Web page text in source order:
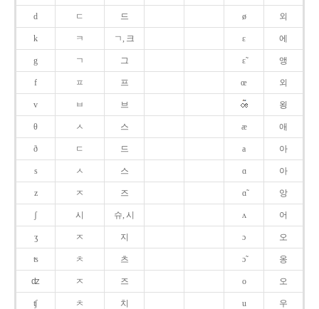
d ㄷ 드 ø 외
k ㅋ ㄱ, 크 ɛ 에
g ㄱ 그 ɛ̃ 앵
f ㅍ 프 œ 외
v ㅂ 브 욍
θ ㅅ 스 æ 애
ð ㄷ 드 a 아
s ㅅ 스 ɑ 아
z ㅈ 즈 ɑ̃ 앙
ʃ 시 슈, 시 ʌ 어
ʒ ㅈ 지 ɔ 오
ʦ ㅊ 츠 ɔ̃ 옹
ʣ ㅈ 즈 o 오
ʧ ㅊ 치 u 우